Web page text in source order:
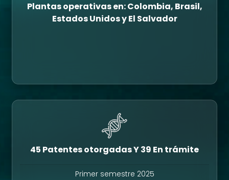
Plantas operativas en: Colombia, Brasil,
Estados Unidos y El Salvador
45 Patentes otorgadas Y 39 En trámite
Primer semestre 2025